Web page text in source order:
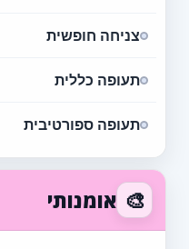
צניחה חופשית
תעופה כללית
תעופה ספורטיבית
🎨 אומנותי